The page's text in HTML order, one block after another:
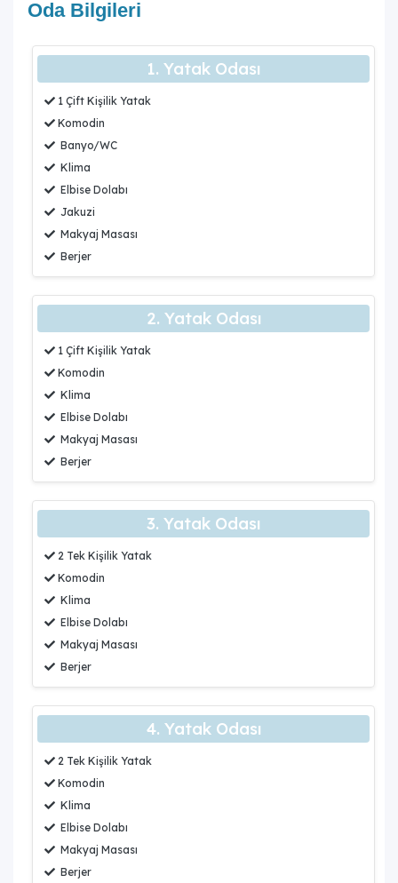
Oda Bilgileri
1. Yatak Odası
1 Çift Kişilik Yatak
Komodin
Banyo/WC
Klima
Elbise Dolabı
Jakuzi
Makyaj Masası
Berjer
2. Yatak Odası
1 Çift Kişilik Yatak
Komodin
Klima
Elbise Dolabı
Makyaj Masası
Berjer
3. Yatak Odası
2 Tek Kişilik Yatak
Komodin
Klima
Elbise Dolabı
Makyaj Masası
Berjer
4. Yatak Odası
2 Tek Kişilik Yatak
Komodin
Klima
Elbise Dolabı
Makyaj Masası
Berjer